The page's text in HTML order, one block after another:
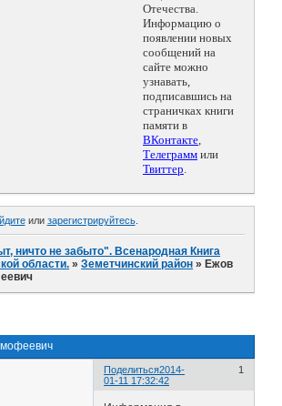
Отечества.
Информацию о
появлении новых
сообщений на
сайте можно
узнавать,
подписавшись на
страничках книги
памяти в
ВКонтакте,
Телеграмм или
Твиттер.
или зарегистрируйтесь.
ничто не забыто". Всенародная Книга
области. »Земетчинский район » Ежов
Поделиться 1
2014-
01-11 17:32:42